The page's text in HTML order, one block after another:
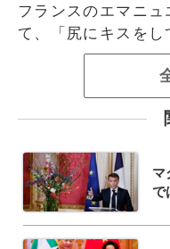
フランスのエマニ
て、「尻にキスをし
マ
で